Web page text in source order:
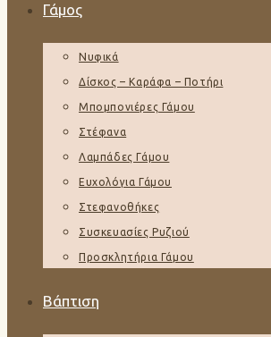
Γάμος
Νυφικά
Δίσκος – Καράφα – Ποτήρι
Μπομπονιέρες Γάμου
Στέφανα
Λαμπάδες Γάμου
Ευχολόγια Γάμου
Στεφανοθήκες
Συσκευασίες Ρυζιού
Προσκλητήρια Γάμου
Βάπτιση